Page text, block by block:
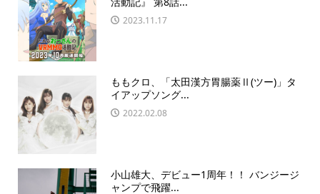
2023.11.17
ももクロ、「太田漢方胃腸薬Ⅱ(ツー)」タ
イアップソング...
2022.02.08
小山雄大、デビュー1周年！！ バンジージ
ャンプで飛躍...